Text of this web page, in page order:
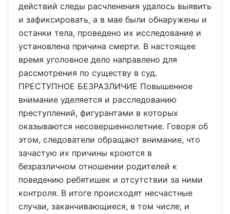
действий следы расчленения удалось выявить
и зафиксировать, а в мае были обнаружены и
останки тела, проведено их исследование и
установлена причина смерти. В настоящее
время уголовное дело направлено для
рассмотрения по существу в суд.
ПРЕСТУПНОЕ БЕЗРАЗЛИЧИЕ Повышенное
внимание уделяется и расследованию
преступлений, фигурантами в которых
оказываются несовершеннолетние. Говоря об
этом, следователи обращают внимание, что
зачастую их причины кроются в
безразличном отношении родителей к
поведению ребятишек и отсутствии за ними
контроля. В итоге происходят несчастные
случаи, заканчивающиеся, в том числе, и